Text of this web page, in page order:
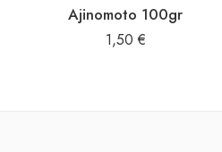
Ajinomoto 100gr
1,50 €